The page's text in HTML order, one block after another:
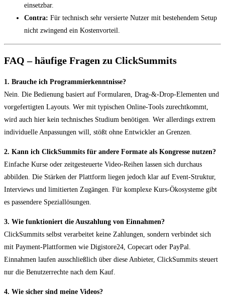
einsetzbar.
Contra: Für technisch sehr versierte Nutzer mit bestehendem Setup
nicht zwingend ein Kostenvorteil.
FAQ – häufige Fragen zu ClickSummits
1. Brauche ich Programmierkenntnisse?
Nein. Die Bedienung basiert auf Formularen, Drag-&-Drop-Elementen und
vorgefertigten Layouts. Wer mit typischen Online-Tools zurechtkommt,
wird auch hier kein technisches Studium benötigen. Wer allerdings extrem
individuelle Anpassungen will, stößt ohne Entwickler an Grenzen.
2. Kann ich ClickSummits für andere Formate als Kongresse nutzen?
Einfache Kurse oder zeitgesteuerte Video-Reihen lassen sich durchaus
abbilden. Die Stärken der Plattform liegen jedoch klar auf Event-Struktur,
Interviews und limitierten Zugängen. Für komplexe Kurs-Ökosysteme gibt
es passendere Speziallösungen.
3. Wie funktioniert die Auszahlung von Einnahmen?
ClickSummits selbst verarbeitet keine Zahlungen, sondern verbindet sich
mit Payment-Plattformen wie Digistore24, Copecart oder PayPal.
Einnahmen laufen ausschließlich über diese Anbieter, ClickSummits steuert
nur die Benutzerrechte nach dem Kauf.
4. Wie sicher sind meine Videos?